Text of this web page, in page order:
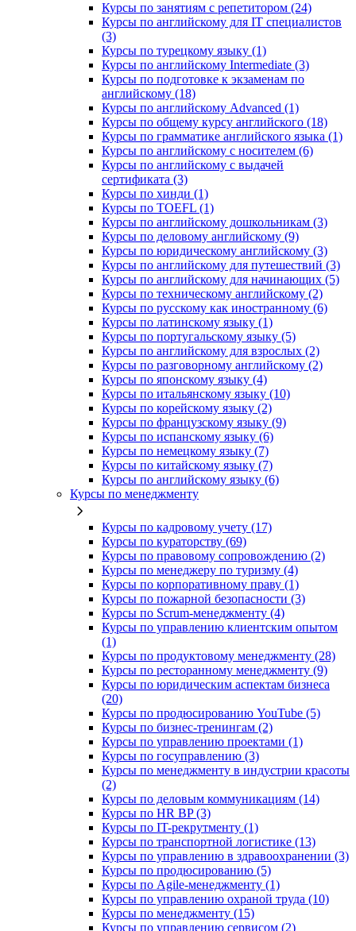
Курсы по занятиям с репетитором (24)
Курсы по английскому для IT специалистов
(3)
Курсы по турецкому языку (1)
Курсы по английскому Intermediate (3)
Курсы по подготовке к экзаменам по
английскому (18)
Курсы по английскому Advanced (1)
Курсы по общему курсу английского (18)
Курсы по грамматике английского языка (1)
Курсы по английскому с носителем (6)
Курсы по английскому с выдачей
сертификата (3)
Курсы по хинди (1)
Курсы по TOEFL (1)
Курсы по английскому дошкольникам (3)
Курсы по деловому английскому (9)
Курсы по юридическому английскому (3)
Курсы по английскому для путешествий (3)
Курсы по английскому для начинающих (5)
Курсы по техническому английскому (2)
Курсы по русскому как иностранному (6)
Курсы по латинскому языку (1)
Курсы по португальскому языку (5)
Курсы по английскому для взрослых (2)
Курсы по разговорному английскому (2)
Курсы по японскому языку (4)
Курсы по итальянскому языку (10)
Курсы по корейскому языку (2)
Курсы по французскому языку (9)
Курсы по испанскому языку (6)
Курсы по немецкому языку (7)
Курсы по китайскому языку (7)
Курсы по английскому языку (6)
Курсы по менеджменту
Курсы по кадровому учету (17)
Курсы по кураторству (69)
Курсы по правовому сопровождению (2)
Курсы по менеджеру по туризму (4)
Курсы по корпоративному праву (1)
Курсы по пожарной безопасности (3)
Курсы по Scrum-менеджменту (4)
Курсы по управлению клиентским опытом
(1)
Курсы по продуктовому менеджменту (28)
Курсы по ресторанному менеджменту (9)
Курсы по юридическим аспектам бизнеса
(20)
Курсы по продюсированию YouTube (5)
Курсы по бизнес-тренингам (2)
Курсы по управлению проектами (1)
Курсы по госуправлению (3)
Курсы по менеджменту в индустрии красоты
(2)
Курсы по деловым коммуникациям (14)
Курсы по HR BP (3)
Курсы по IT-рекрутменту (1)
Курсы по транспортной логистике (13)
Курсы по управлению в здравоохранении (3)
Курсы по продюсированию (5)
Курсы по Agile-менеджменту (1)
Курсы по управлению охраной труда (10)
Курсы по менеджменту (15)
Курсы по управлению сервисом (2)